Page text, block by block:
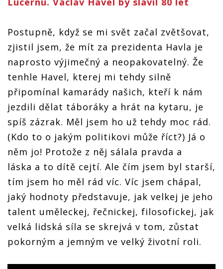
Postupně, když se mi svět začal zvětšovat,
zjistil jsem, že mít za prezidenta Havla je
naprosto výjimečný a neopakovatelný. Že
tenhle Havel, kterej mi tehdy silně
připomínal kamarády našich, kteří k nám
jezdili dělat táboráky a hrát na kytaru, je
spíš zázrak. Měl jsem ho už tehdy moc rád.
(Kdo to o jakým politikovi může říct?) Já o
něm jo! Protože z něj sálala pravda a
láska a to dítě cejtí. Ale čím jsem byl starší,
tím jsem ho měl rád víc. Víc jsem chápal,
jaký hodnoty představuje, jak velkej je jeho
talent uměleckej, řečnickej, filosofickej, jak
velká lidská síla se skrejvá v tom, zůstat
pokorným a jemným ve velký životní roli.